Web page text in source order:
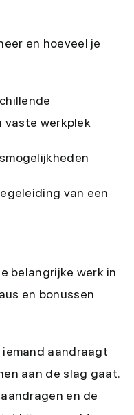
en hoeveel je
vaste werkplek
van een
belangrijke werk in
en bonussen
aandraagt
aan de slag gaat.
en de